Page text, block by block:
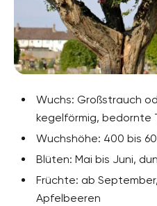
Wuchs: Großstrauch
kegelförmig, bedornte
Wuchshöhe: 400 bis
Blüten: Mai bis Juni,
Früchte: ab
Apfelbeeren